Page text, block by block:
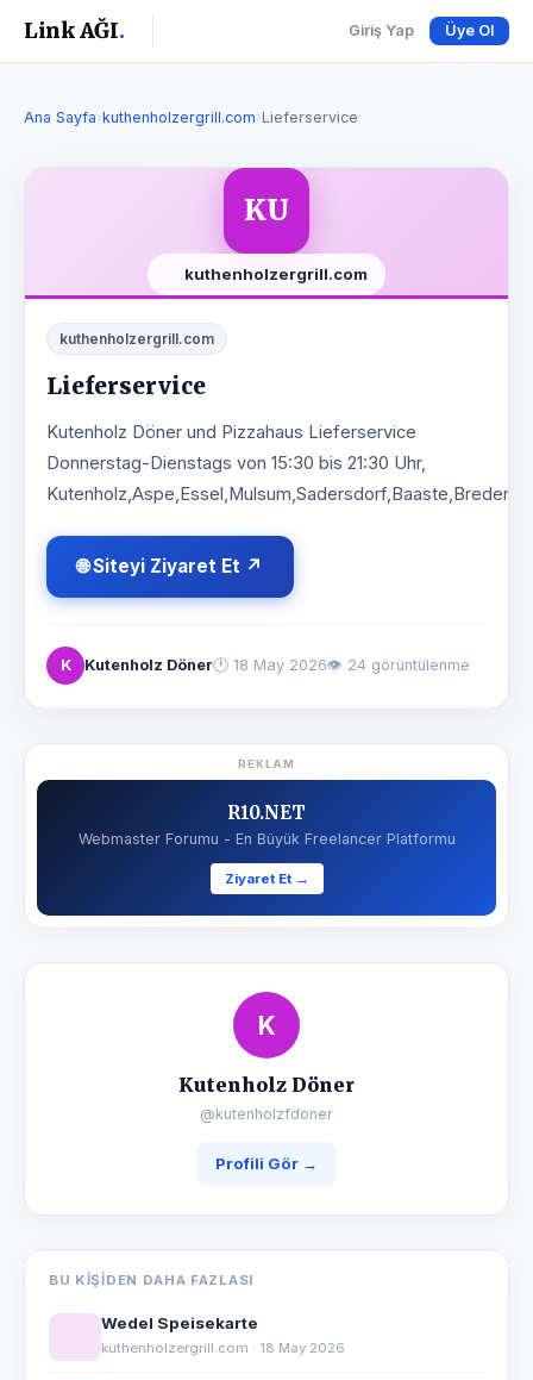
Link AĞI. Giriş Yap Üye Ol
Ana Sayfa›kuthenholzergrill.com›Lieferservice
KU
kuthenholzergrill.com
kuthenholzergrill.com
Lieferservice
Kutenholz Döner und Pizzahaus Lieferservice
Donnerstag-Dienstags von 15:30 bis 21:30 Uhr,
🌐 Siteyi Ziyaret Et ↗
K Kutenholz Döner🕐 18 May 2026👁 24 görüntülenme
REKLAM
R10.NET
Webmaster Forumu - En Büyük Freelancer Platformu
Ziyaret Et →
K
Kutenholz Döner
@kutenholzfdoner
Profili Gör →
BU KIŞIDEN DAHA FAZLASI
Wedel Speisekarte
kuthenholzergrill.com · 18 May 2026